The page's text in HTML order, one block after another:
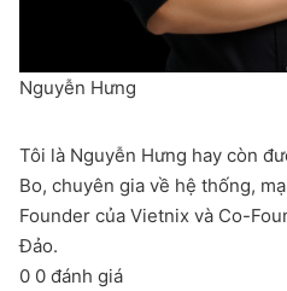
Nguyễn Hưng
Tôi là Nguyễn Hưng hay còn
Bo, chuyên gia về hệ thống,
Founder của Vietnix và Co-
Đảo.
0 0 đánh giá